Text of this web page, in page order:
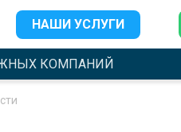
НАШИ УСЛУГИ
КОМПАНИЙ